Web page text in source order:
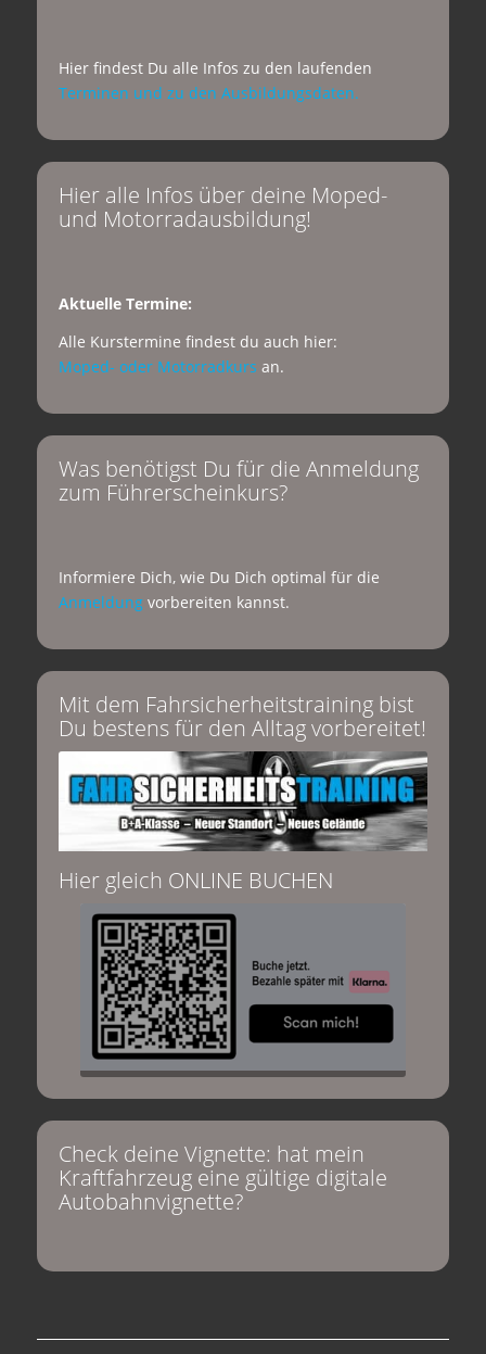
Hier findest Du alle Infos zu den laufenden
Terminen und zu den Ausbildungsdaten.
Hier alle Infos über deine Moped-
und Motorradausbildung!
Aktuelle Termine:
Alle Kurstermine findest du auch hier:
Moped- oder Motorradkurs an.
Was benötigst Du für die Anmeldung
zum Führerscheinkurs?
Informiere Dich, wie Du Dich optimal für die
Anmeldungvorbereiten kannst.
Mit dem Fahrsicherheitstraining bist
Du bestens für den Alltag vorbereitet!
Hier gleich ONLINE BUCHEN
Check deine Vignette: hat mein
Kraftfahrzeug eine gültige digitale
Autobahnvignette?